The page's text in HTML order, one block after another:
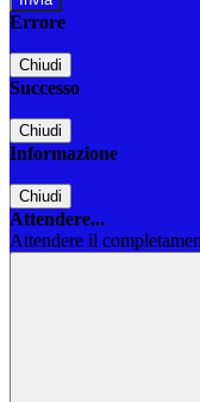
Errore
Chiudi
Successo
Chiudi
Informazione
Chiudi
Attendere...
Attendere il